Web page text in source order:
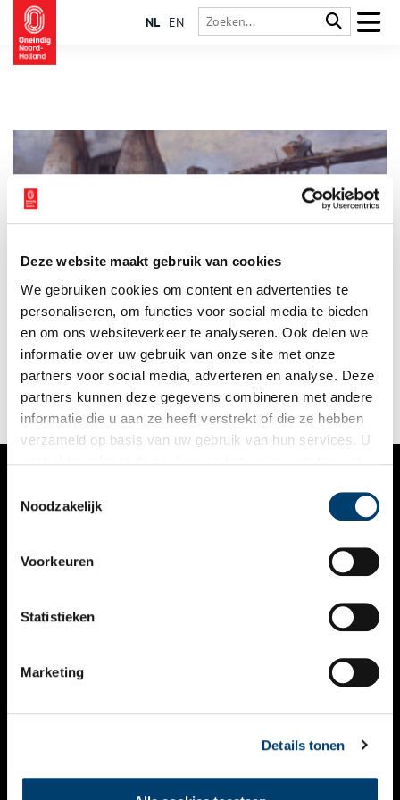
Deze website maakt gebruik van cookies
We gebruiken cookies om content en advertenties te
personaliseren, om functies voor social media te bieden
en om ons websiteverkeer te analyseren. Ook delen we
informatie over uw gebruik van onze site met onze
partners voor social media, adverteren en analyse. Deze
partners kunnen deze gegevens combineren met andere
informatie die u aan ze heeft verstrekt of die ze hebben
verzameld op basis van uw gebruik van hun services. U
Noodzakelijk
Voorkeuren
Statistieken
Marketing
Details tonen
NL EN
De Gooise havenstad Huizen telt één provinciaal monument:
de Kalkovens. Als oudste industrie van Huizen vormen de vier
torens nog altijd een karakteristiek gezicht aan de haven. Niet
voor niets is de voormalige schelpkalkfabriek nu een gewilde
evenementenlocatie. Maar wat werd hier vroeger precies
gemaakt en waarom was deze industrie zo belangrijk voor
Huizen?
VERHALEN
KALENDER
THEMA’S
VIDEO’S
CONTACT